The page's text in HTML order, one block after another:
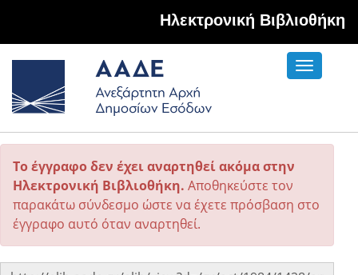
Hλεκτρονική Βιβλιοθήκη
Toggle
Το έγγραφο δεν έχει αναρτηθεί ακόμα στην
Ηλεκτρονική Βιβλιοθήκη. Αποθηκεύστε τον
παρακάτω σύνδεσμο ώστε να έχετε πρόσβαση στο
έγγραφο αυτό όταν αναρτηθεί.